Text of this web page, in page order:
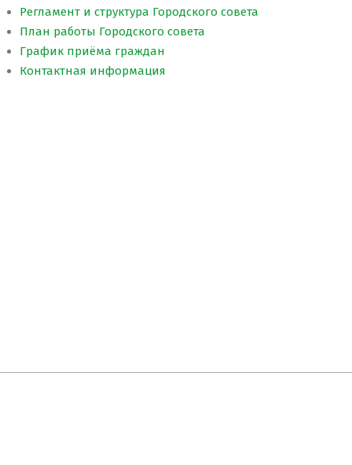
Регламент и структура Городского совета
План работы Городского совета
График приёма граждан
Контактная информация